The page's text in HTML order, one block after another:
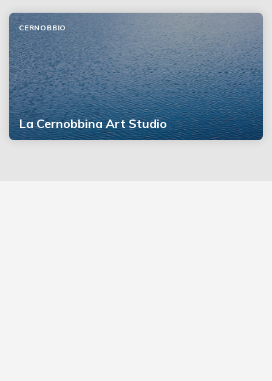
La Cernobbina Art Studio
CERNOBBIO